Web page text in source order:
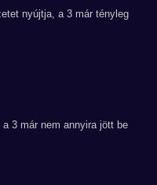
nyújtja, a 3 már tényleg
3 már nem annyira jött be